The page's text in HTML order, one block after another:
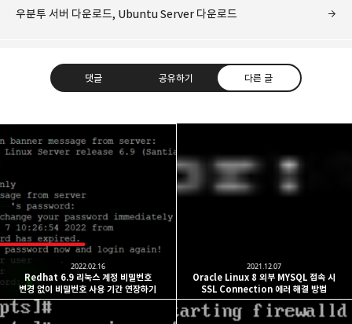
우분투 서버 다운로드, Ubuntu Server 다운로드
댓글 공유하기 다른 글
IT 지식 창고, Windows, Linux, Software, Hardware,
Development
구독하기
카카오톡
밴드 Pocket
Redhat 6.9 리눅스 계정 비밀번호
변경 없이 비밀번호 사용 기간 연장하기
2022.02.16
Oracle Linux 8 외부 MYSQL 접속 시
SSL Connection 에러 해결 방법
2021.12.07